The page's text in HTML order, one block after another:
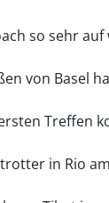
so sehr
von Basel
Treffen
in Rio